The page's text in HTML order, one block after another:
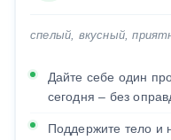
спелый, вкусный,
Дайте себе один
сегодня – без
Поддержите тело и